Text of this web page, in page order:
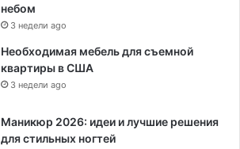
небом
3 недели ago
Необходимая мебель для съемной
квартиры в США
3 недели ago
Маникюр 2026: идеи и лучшие решения
для стильных ногтей